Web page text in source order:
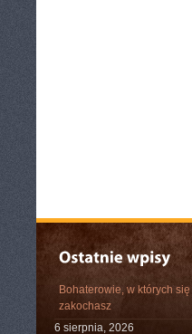
Bohaterowie, w których się
zakochasz
6 sierpnia, 2026